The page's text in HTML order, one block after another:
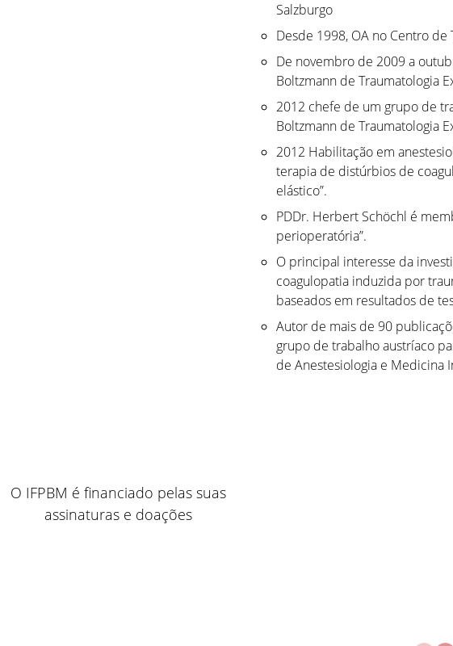
Salzburgo
Desde 1998, OA no Centro de
De novembro de 2009 a
Boltzmann de Traumatologia
2012 chefe de um grupo de
Boltzmann de Traumatologia
2012 Habilitação em
terapia de distúrbios de
elástico”.
PDDr. Herbert Schöchl é
perioperatória”.
O principal interesse da
coagulopatia induzida por
baseados em resultados de
Autor de mais de 90
grupo de trabalho austríaco
de Anestesiologia e Medicina
O IFPBM é financiado pelas suas
assinaturas e doações